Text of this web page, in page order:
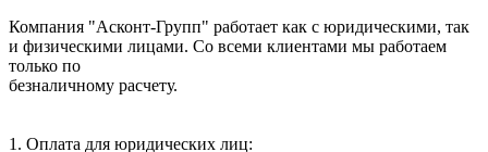
Компания "Асконт-Групп" работает как с юридическими, так
и физическими лицами. Со всеми клиентами мы работаем
только по
безналичному расчету.
1. Оплата для юридических лиц: